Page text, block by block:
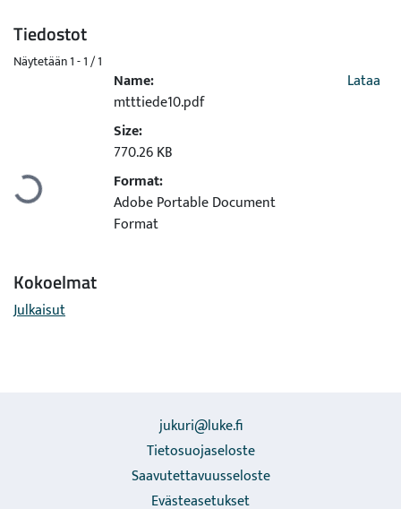
Tiedostot
Näytetään1 - 1 / 1
Ladataan...
Name:
mtttiede10.pdf
Size:
770.26 KB
Format:
Adobe Portable Document
Format
Lataa
Kokoelmat
Julkaisut
jukuri@luke.fi
Tietosuojaseloste
Saavutettavuusseloste
Evästeasetukset